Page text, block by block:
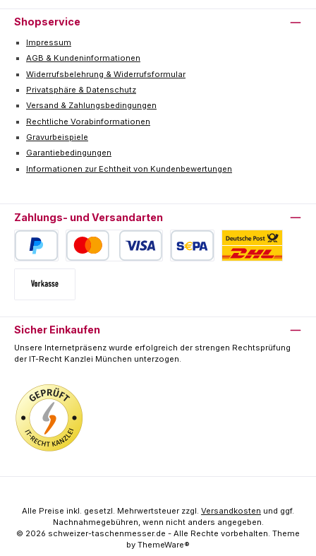
Shopservice
Impressum
AGB & Kundeninformationen
Widerrufsbelehrung & Widerrufsformular
Privatsphäre & Datenschutz
Versand & Zahlungsbedingungen
Rechtliche Vorabinformationen
Gravurbeispiele
Garantiebedingungen
Informationen zur Echtheit von Kundenbewertungen
Zahlungs- und Versandarten
Sicher Einkaufen
Unsere Internetpräsenz wurde erfolgreich der strengen Rechtsprüfung
der IT-Recht Kanzlei München unterzogen.
Alle Preise inkl. gesetzl. Mehrwertsteuer zzgl. Versandkosten und ggf.
Nachnahmegebühren, wenn nicht anders angegeben.
© 2026 schweizer-taschenmesser.de - Alle Rechte vorbehalten. Theme
by ThemeWare®